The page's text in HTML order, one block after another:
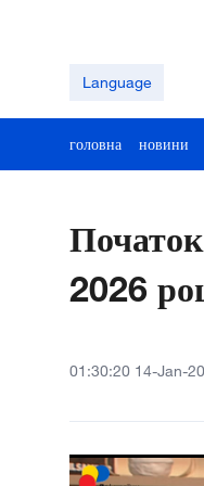
Language
головна новини
2026
01:30:20 14-Jan-